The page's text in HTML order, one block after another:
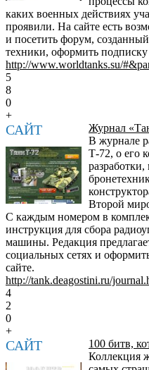
каких военных действиях
проявили. На сайте есть
и посетить форум,
техники, оформить подписку
http://www.worldtanks.su/
5
8
0
+
САЙТ
Журнал
В журнале
Т-72, о его
Второй
С каждым номером в
инструкция для сбора
машины. Редакция
социальных сетях и
сайте.
http://tank.deagostini.ru/
4
2
0
+
САЙТ
100 битв,
Коллекция